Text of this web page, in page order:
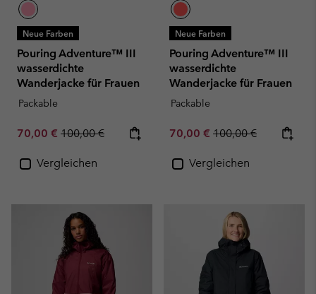
Neue Farben
Pouring Adventure™ III
wasserdichte
Wanderjacke für Frauen
Packable
Sale price:
70,00 € Regular price:
100,00 €
Vergleichen
Neue Farben
Pouring Adventure™ III
wasserdichte
Wanderjacke für Frauen
Packable
Sale price:
70,00 € Regular price:
100,00 €
Vergleichen